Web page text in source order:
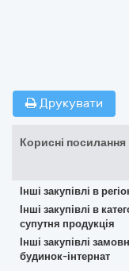
Друкувати
Корисні посилання
Інші закупівлі в
Інші закупівлі в
супутня продукція
Інші закупівлі
будинок-інтернат